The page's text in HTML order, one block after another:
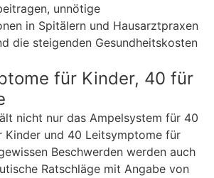
unnötige
in Spitälern und Hausarztpraxen
die steigenden Gesundheitskosten
für Kinder, 40 für
nicht nur das Ampelsystem für 40
Kinder und 40 Leitsymptome für
Beschwerden werden auch
Ratschläge mit Angabe von